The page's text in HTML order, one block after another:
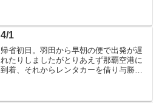
いったケースが多いようです。もっとも
自分はいまだに扇風機です...
4/1
帰省初日。羽田から早朝の便で出発が遅
れたりしましたがとりあえず那覇空港に
到着、それからレンタカーを借り与勝半